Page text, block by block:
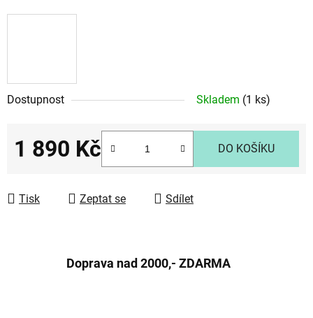
Dostupnost Skladem (1 ks)
1 890 Kč DO KOŠÍKU
Tisk Zeptat se Sdílet
Doprava nad 2000,- ZDARMA